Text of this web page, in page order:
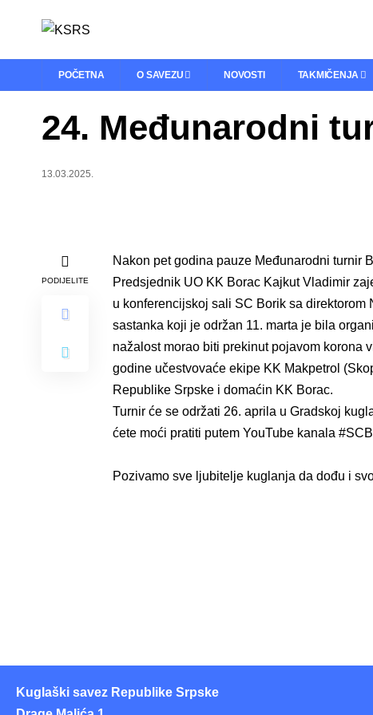
POČETNA O SAVEZU NOVOSTI TAKMIČENJA
24. Međunarodni
13.03.2025.
PODIJELITE
Nakon pet godina pauze Međunarodni turnir
Predsjednik UO KK Borac Kajkut Vladimir
u konferencijskoj sali SC Borik sa direktorom
sastanka koji je održan 11. marta je bila
nažalost morao biti prekinut pojavom korona
godine učestvovaće ekipe KK Makpetrol
Republike Srpske i domaćin KK Borac.
Turnir će se održati 26. aprila u Gradskoj
ćete moći pratiti putem YouTube kanala
Pozivamo sve ljubitelje kuglanja da dođu i
Kuglaški savez Republike Srpske